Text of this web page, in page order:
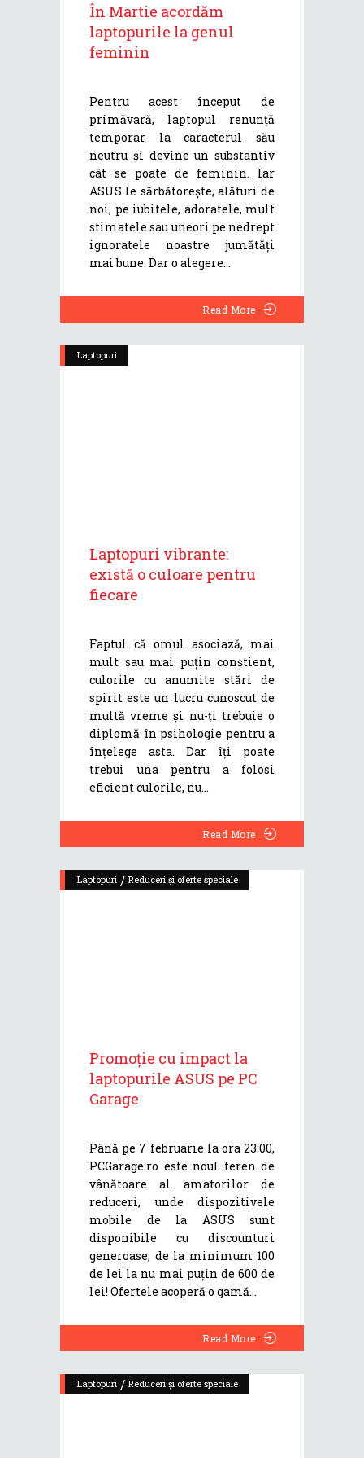
În Martie acordăm
laptopurile la genul
feminin
Pentru acest început de
primăvară, laptopul renunță
temporar la caracterul său
neutru și devine un substantiv
cât se poate de feminin. Iar
ASUS le sărbătorește, alături de
noi, pe iubitele, adoratele, mult
stimatele sau uneori pe nedrept
ignoratele noastre jumătăți
mai bune. Dar o alegere
Read More
Laptopuri
Laptopuri vibrante:
există o culoare pentru
fiecare
Faptul că omul asociază, mai
mult sau mai puțin conștient,
culorile cu anumite stări de
spirit este un lucru cunoscut de
multă vreme și nu-ți trebuie o
diplomă în psihologie pentru a
înțelege asta. Dar îți poate
trebui una pentru a folosi
eficient culorile, nu
Read More
Laptopuri / Reduceri și oferte speciale
Promoție cu impact la
laptopurile ASUS pe PC
Garage
Până pe 7 februarie la ora 23:00,
PCGarage.ro este noul teren de
vânătoare al amatorilor de
reduceri, unde dispozitivele
mobile de la ASUS sunt
disponibile cu discounturi
generoase, de la minimum 100
de lei la nu mai puțin de 600 de
lei! Ofertele acoperă o gamă
Read More
Laptopuri / Reduceri și oferte speciale